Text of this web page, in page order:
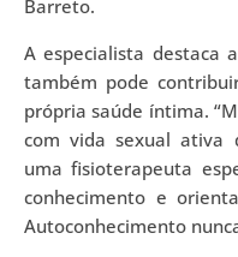
Barreto.
A especialista destaca
também pode
própria saúde íntima.
com vida sexual ativa
uma fisioterapeuta
conhecimento e
Autoconhecimento